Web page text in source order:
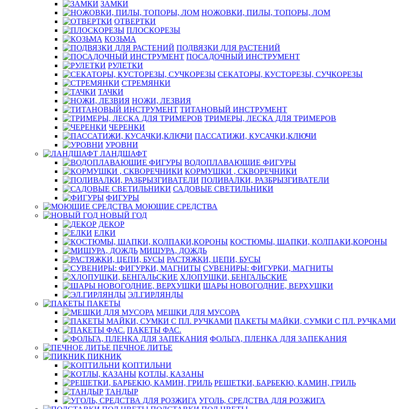
ЗАМКИ
НОЖОВКИ, ПИЛЫ, ТОПОРЫ, ЛОМ
ОТВЕРТКИ
ПЛОСКОРЕЗЫ
КОЗЬМА
ПОДВЯЗКИ ДЛЯ РАСТЕНИЙ
ПОСАДОЧНЫЙ ИНСТРУМЕНТ
РУЛЕТКИ
СЕКАТОРЫ, КУСТОРЕЗЫ, СУЧКОРЕЗЫ
СТРЕМЯНКИ
ТАЧКИ
НОЖИ, ЛЕЗВИЯ
ТИТАНОВЫЙ ИНСТРУМЕНТ
ТРИМЕРЫ, ЛЕСКА ДЛЯ ТРИМЕРОВ
ЧЕРЕНКИ
ПАССАТИЖИ, КУСАЧКИ,КЛЮЧИ
УРОВНИ
ЛАНДШАФТ
ВОДОПЛАВАЮЩИЕ ФИГУРЫ
КОРМУШКИ , СКВОРЕЧНИКИ
ПОЛИВАЛКИ, РАЗБРЫЗГИВАТЕЛИ
САДОВЫЕ СВЕТИЛЬНИКИ
ФИГУРЫ
МОЮЩИЕ СРЕДСТВА
НОВЫЙ ГОД
ДЕКОР
ЕЛКИ
КОСТЮМЫ, ШАПКИ, КОЛПАКИ,КОРОНЫ
МИШУРА, ДОЖДЬ
РАСТЯЖКИ, ЦЕПИ, БУСЫ
СУВЕНИРЫ: ФИГУРКИ, МАГНИТЫ
ХЛОПУШКИ, БЕНГАЛЬСКИЕ
ШАРЫ НОВОГОДНИЕ, ВЕРХУШКИ
ЭЛ.ГИРЛЯНДЫ
ПАКЕТЫ
МЕШКИ ДЛЯ МУСОРА
ПАКЕТЫ МАЙКИ, СУМКИ С ПЛ. РУЧКАМИ
ПАКЕТЫ ФАС.
ФОЛЬГА, ПЛЕНКА ДЛЯ ЗАПЕКАНИЯ
ПЕЧНОЕ ЛИТЬЕ
ПИКНИК
КОПТИЛЬНИ
КОТЛЫ, КАЗАНЫ
РЕШЕТКИ, БАРБЕКЮ, КАМИН, ГРИЛЬ
ТАНДЫР
УГОЛЬ, СРЕДСТВА ДЛЯ РОЗЖИГА